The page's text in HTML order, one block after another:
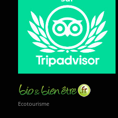
Ecotourisme